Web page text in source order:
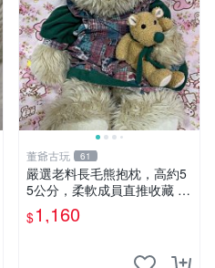
董爺古玩 61
嚴選老料長毛熊抱枕，高約5
5公分，柔軟成員直推收藏 長
毛熊 柔軟熊抱枕 55公分
$1,160